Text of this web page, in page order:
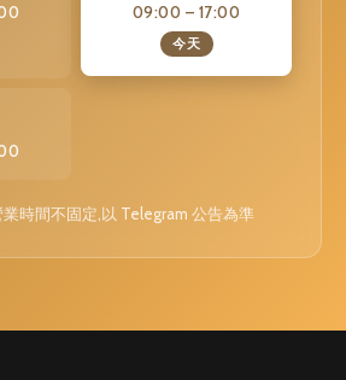
09:00 – 17:00
今天
時間不固定,以 Telegram 公告為準